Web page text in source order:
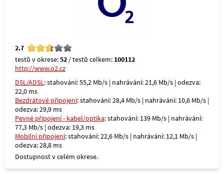
2.7
testů v okrese:52 / testů celkem: 100112
http://www.o2.cz
DSL/ADSL: stahování: 55,2 Mb/s | nahrávání: 21,6 Mb/s | odezva:
22,0 ms
Bezdrátové připojení: stahování: 28,4 Mb/s | nahrávání: 10,6 Mb/s |
odezva: 29,9 ms
Pevné připojení - kabel/optika: stahování: 139 Mb/s | nahrávání:
77,3 Mb/s | odezva: 19,3 ms
Mobilní připojení: stahování: 22,6 Mb/s | nahrávání: 12,1 Mb/s |
odezva: 28,8 ms
Dostupnost v celém okrese.